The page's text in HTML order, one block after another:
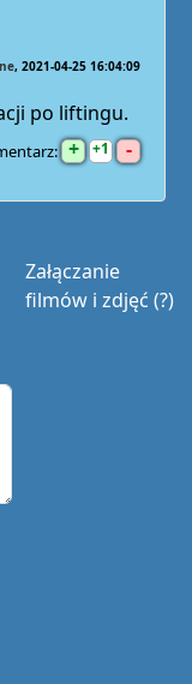
2021-04-25 16:04:09
po liftingu.
+ 1 -
Załączanie
filmów i zdjęć (?)